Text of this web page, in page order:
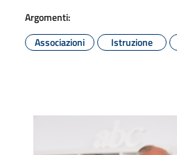
Argomenti:
Associazioni
Istruzione